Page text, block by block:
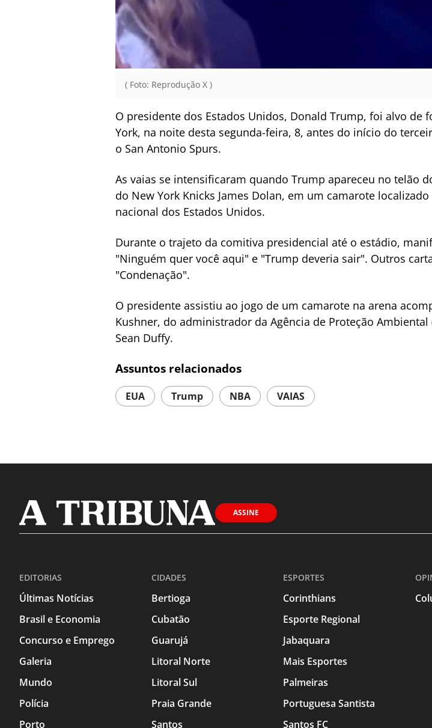
( Foto: Reprodução X )
O presidente dos Estados Unidos, Donald Trump, foi alvo de
York, na noite desta segunda-feira, 8, antes do início do
o San Antonio Spurs.
As vaias se intensificaram quando Trump apareceu no telão
do New York Knicks James Dolan, em um camarote
nacional dos Estados Unidos.
Durante o trajeto da comitiva presidencial até o estádio,
"Ninguém quer você aqui" e "Trump deveria sair". Outros
"Condenação".
O presidente assistiu ao jogo de um camarote na arena
Kushner, do administrador da Agência de Proteção
Sean Duffy.
Assuntos relacionados
EUA Trump NBA VAIAS
ASSINE
EDITORIAS
Últimas Notícias
Brasil e Economia
Concurso e Emprego
Galeria
Mundo
Polícia
Porto
CIDADES
Bertioga
Cubatão
Guarujá
Litoral Norte
Litoral Sul
Praia Grande
Santos
ESPORTES
Corinthians
Esporte Regional
Jabaquara
Mais Esportes
Palmeiras
Portuguesa Santista
Santos FC